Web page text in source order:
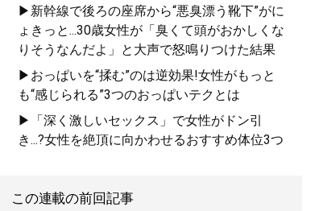
▶新幹線で後ろの座席から“悪臭漂う靴下”がに
ょきっと...30歳女性が「臭くて頭がおかしくな
りそうなんだよ」と大声で怒鳴りつけた結果
▶おっぱいを“揉む”のは逆効果!女性がもっと
も“感じられる”3つのおっぱいテクとは
▶「深く激しいセックス」で女性がドン引
き...?女性を絶頂に向かわせるおすすめ体位3つ
この連載の前回記事